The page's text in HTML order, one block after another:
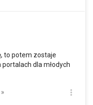
to potem zostaje
dla młodych